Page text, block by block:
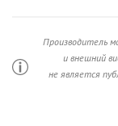
Производитель
и внешний
не является